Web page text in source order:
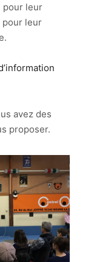
pour leur
pour leur
avez des
proposer.